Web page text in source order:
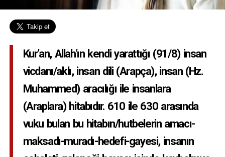
Kur’an, Allah’ın kendi yarattığı (91/8) insan
vicdanı/aklı, insan dili (Arapça), insan (Hz.
Muhammed) aracılığı ile insanlara
(Araplara) hitabıdır. 610 ile 630 arasında
vuku bulan bu hitabın/hutbelerin amacı-
maksadı-muradı-hedefi-gayesi, insanın